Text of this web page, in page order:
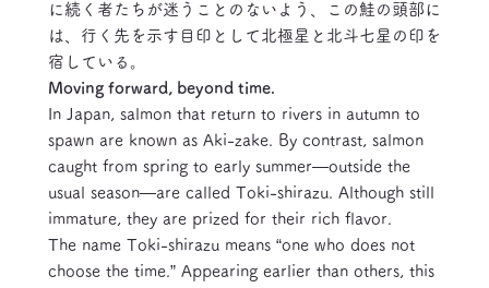
に続く者たちが迷うことのないよう、この鮭の頭部に
は、行く先を示す目印として北極星と北斗七星の印を
宿している。
Moving forward, beyond time.
In Japan, salmon that return to rivers in autumn to
spawn are known as Aki-zake. By contrast, salmon
caught from spring to early summer―outside the
usual season―are called Toki-shirazu. Although still
immature, they are prized for their rich flavor.
The name Toki-shirazu means “one who does not
choose the time.” Appearing earlier than others, this